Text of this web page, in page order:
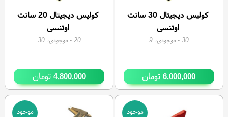
کولیس دیجیتال 30 سانت
اوتنسی
30 - موجودی:9
6,000,000تومان
کولیس دیجیتال 20 سانت
اوتنسی
20 - موجودی:30
4,800,000 تومان
موجود موجود